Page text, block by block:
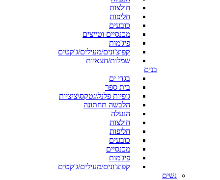
חולצות
חליפות
כובעים
מכנסיים וטייצים
פיג'מות
קפוצ'ונים/מעילים/ג'קטים
שמלות/חצאיות
בנים
בגדי ים
בית ספר
גופיות פלנל\גטקס\ציציות
הלבשה תחתונה
הנעלה
חולצות
חליפות
כובעים
מכנסיים
פיג'מות
קפוצ'ונים/מעילים/ג'קטים
נשים